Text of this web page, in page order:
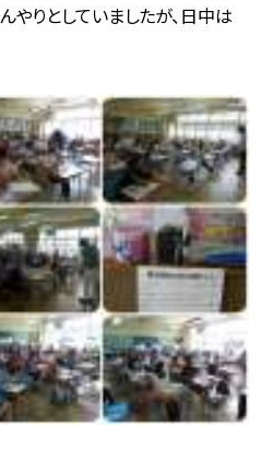
やりとしていましたが、日中は